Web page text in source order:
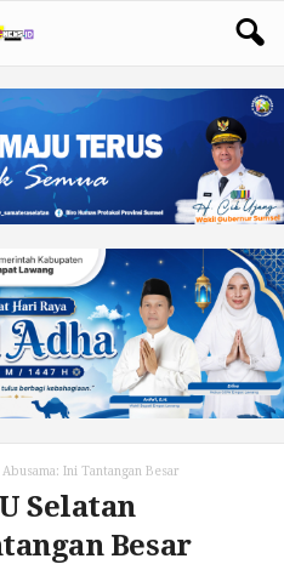
Ini Tantangan Besar
Selatan
Besar